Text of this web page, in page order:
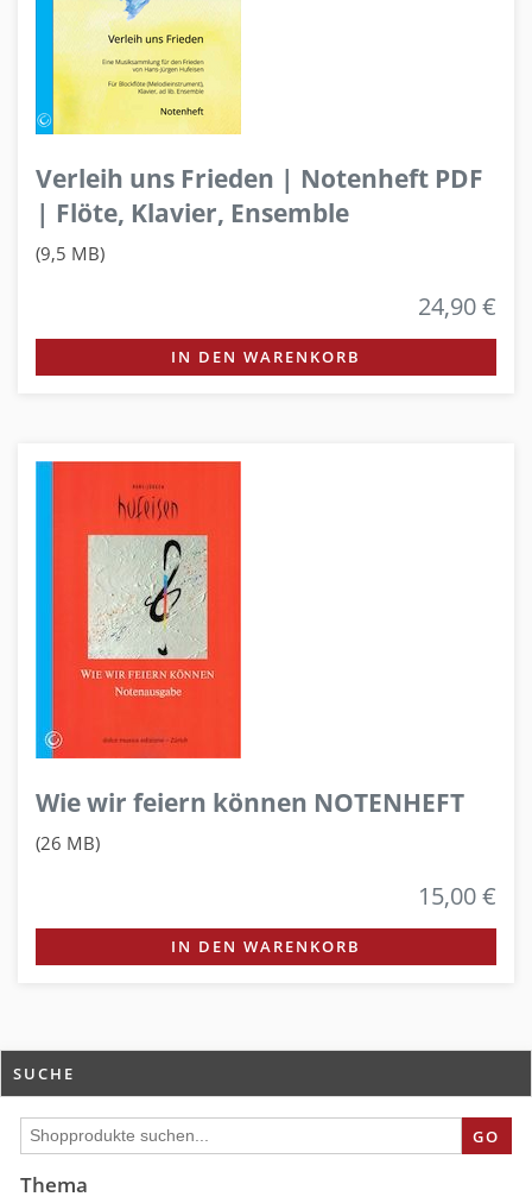
Verleih uns Frieden | Notenheft PDF
| Flöte, Klavier, Ensemble
(9,5 MB)
24,90 €
IN DEN WARENKORB
Wie wir feiern können NOTENHEFT
(26 MB)
15,00 €
IN DEN WARENKORB
SUCHE
GO
Thema